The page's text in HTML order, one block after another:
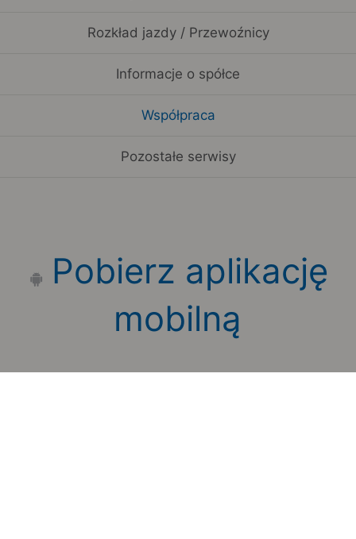
Rozkład jazdy / Przewoźnicy
Informacje o spółce
Współpraca
Pozostałe serwisy
Pobierz aplikację
mobilną